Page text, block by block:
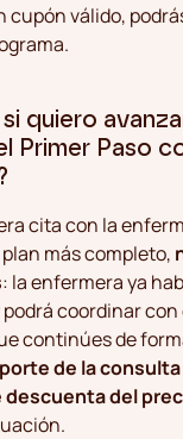
cupón válido,
quiero
Primer Paso
cita con la
más completo,
: la enfermera ya
coordinar con
continúes de
de la
del